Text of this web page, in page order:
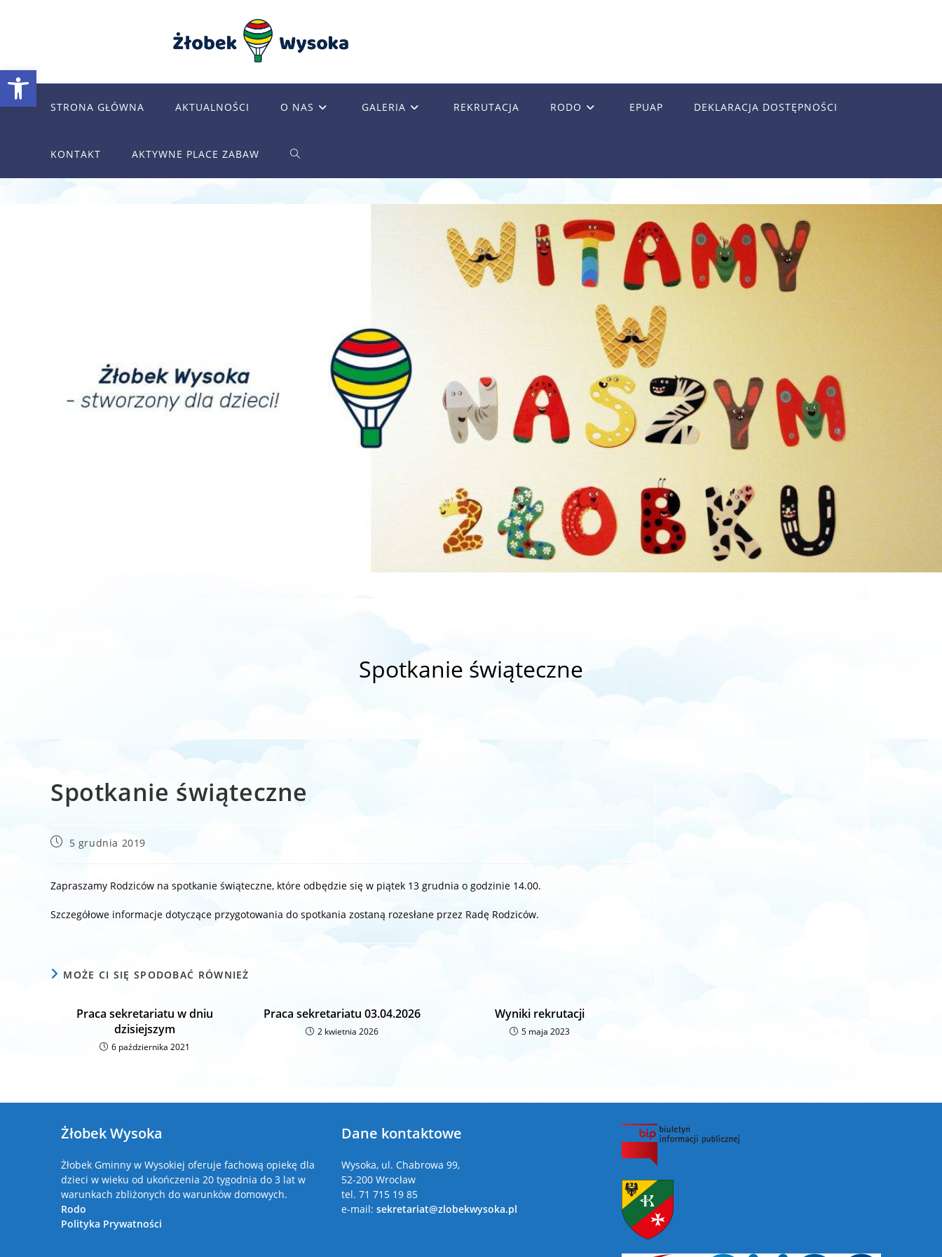
Otwórz pasek narzędzi
STRONA GŁÓWNA AKTUALNOŚCI O NAS GALERIA REKRUTACJA RODO EPUAP DEKLARACJA DOSTĘPNOŚCI
KONTAKT AKTYWNE PLACE ZABAW TOGGLE
Spotkanie świąteczne
Spotkanie świąteczne
Post5 grudnia 2019
Zapraszamy Rodziców na spotkanie świąteczne, które odbędzie się w piątek 13 grudnia o godzinie 14.00.
Szczegółowe informacje dotyczące przygotowania do spotkania zostaną rozesłane przez Radę Rodziców.
MOŻE CI SIĘ SPODOBAĆ RÓWNIEŻ
Praca sekretariatu w dniu
dzisiejszym
6 października 2021
Praca sekretariatu 03.04.2026
2 kwietnia 2026
Wyniki rekrutacji
5 maja 2023
Żłobek Wysoka
Żłobek Gminny w Wysokiej oferuje fachową opiekę dla
dzieci w wieku od ukończenia 20 tygodnia do 3 lat w
warunkach zbliżonych do warunków domowych.
Rodo
Polityka Prywatności
Dane kontaktowe
Wysoka, ul. Chabrowa 99,
52-200 Wrocław
tel. 71 715 19 85
e-mail: sekretariat@zlobekwysoka.pl